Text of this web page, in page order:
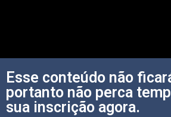
Esse conteúdo não
portanto não perca
sua inscrição agora.